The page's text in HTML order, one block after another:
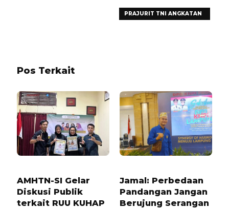
PRAJURIT TNI ANGKATAN
Pos Terkait
AMHTN-SI Gelar
Diskusi Publik
terkait RUU KUHAP
Jamal: Perbedaan
Pandangan Jangan
Berujung Serangan